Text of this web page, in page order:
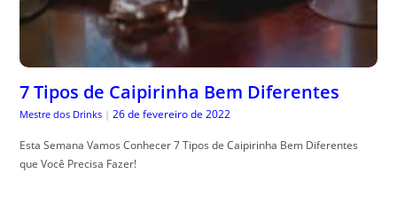
7 Tipos de Caipirinha Bem Diferentes
Mestre dos Drinks | 26 de fevereiro de 2022
Esta Semana Vamos Conhecer 7 Tipos de Caipirinha Bem Diferentes
que Você Precisa Fazer!